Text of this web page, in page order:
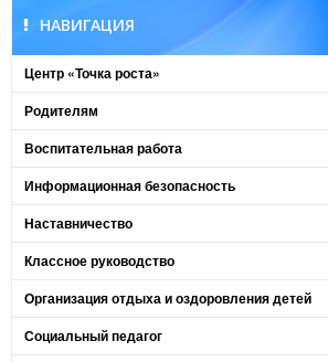
НАВИГАЦИЯ
Центр «Точка роста»
Родителям
Воспитательная работа
Информационная безопасность
Наставничество
Классное руководство
Организация отдыха и оздоровления детей
Социальный педагог